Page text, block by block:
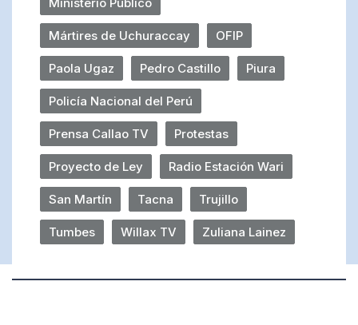
Mártires de Uchuraccay OFIP
Paola Ugaz Pedro Castillo Piura
Policía Nacional del Perú
Prensa Callao TV Protestas
Proyecto de Ley Radio Estación Wari
San Martín Tacna Trujillo
Tumbes Willax TV Zuliana Lainez